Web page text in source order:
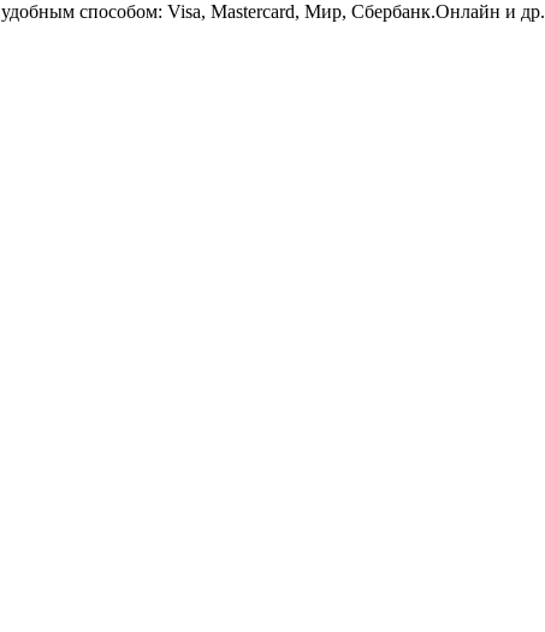
удобным способом: Visa, Mastercard, Мир, Сбербанк.Онлайн и др.